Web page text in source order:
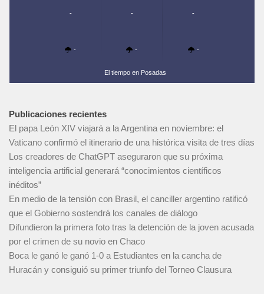
-
-
-
-
-
-
El tiempo en Posadas
Publicaciones recientes
El papa León XIV viajará a la Argentina en noviembre: el
Vaticano confirmó el itinerario de una histórica visita de tres días
Los creadores de ChatGPT aseguraron que su próxima
inteligencia artificial generará “conocimientos científicos
inéditos”
En medio de la tensión con Brasil, el canciller argentino ratificó
que el Gobierno sostendrá los canales de diálogo
Difundieron la primera foto tras la detención de la joven acusada
por el crimen de su novio en Chaco
Boca le ganó le ganó 1-0 a Estudiantes en la cancha de
Huracán y consiguió su primer triunfo del Torneo Clausura